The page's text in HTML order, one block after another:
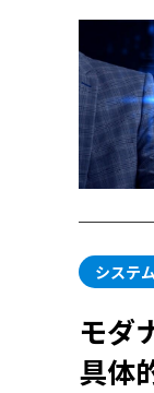
システ
モダ
具体